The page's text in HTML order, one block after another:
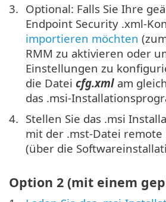
Optional: Falls Sie Ihre
Endpoint Security .xml-
importieren möchten
RMM zu aktivieren oder
Einstellungen zu
die Datei cfg.xml am
das .msi-
Stellen Sie das .msi
mit der .mst-Datei remote
(über die
Option 2 (mit einem